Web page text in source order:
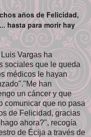
años de Felicidad,
hasta para morir hay
Vargas ha
sociales que le queda
médicos le hayan
han
un cáncer y que
comunicar que no pasa
de Felicidad, gracias
ahora?", recogía
de Écija a través de